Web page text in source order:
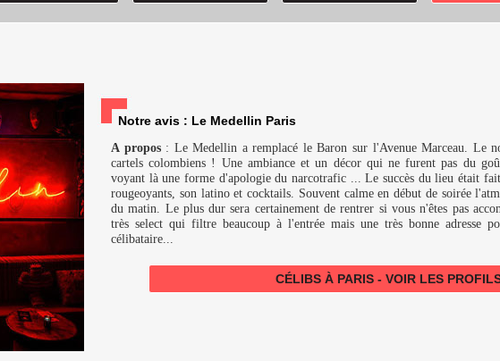
Notre avis : Le Medellin Paris
A propos: Le Medellin a remplacé le Baron sur l'Avenue Marceau. Le
cartels colombiens ! Une ambiance et un décor qui ne furent pas du
voyant là une forme d'apologie du narcotrafic ... Le succès du lieu était
rougeoyants, son latino et cocktails. Souvent calme en début de soirée
du matin. Le plus dur sera certainement de rentrer si vous n'êtes pas
très select qui filtre beaucoup à l'entrée mais une très bonne adresse
célibataire...
CÉLIBS À PARIS - VOIR LES